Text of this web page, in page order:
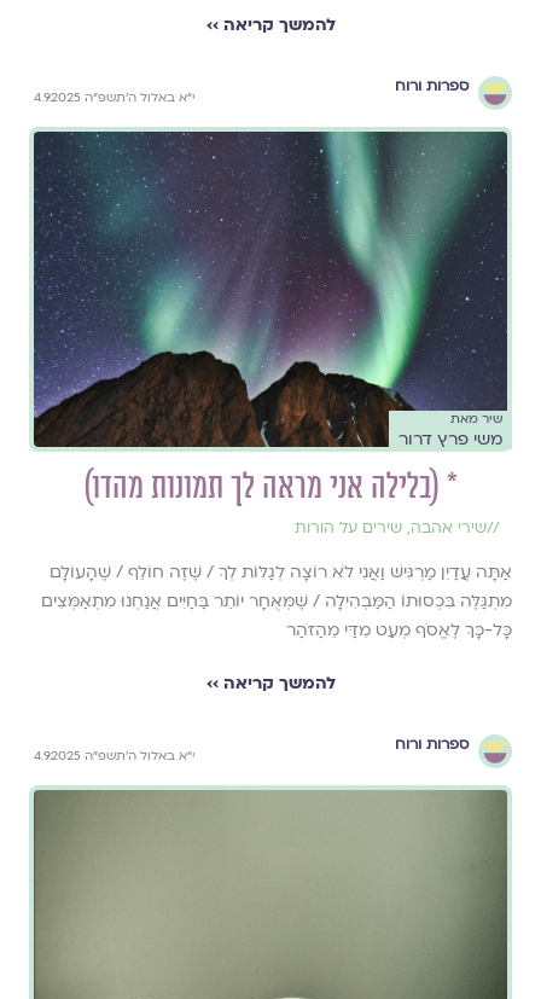
להמשך קריאה ››
ספרות ורוח
י״א באלול ה׳תשפ״ה 4.9.2025
שיר מאת
משי פרץ דרור
* (בלילה אני מראה לך תמונות מהדו)
//שירי אהבה, שירים על הורות
אַתָּה עֲדַיִן מַרְגִּישׁ וַאֲנִי לֹא רוֹצָה לְגַלּוֹת לְךָ / שֶׁזֶּה חוֹלֵף / שֶׁהָעוֹלָם
מִתְגַּלֶּה בִּכְסוּתוֹ הַמַּבְהִילָה / שֶׁמְּאֻחָר יוֹתֵר בַּחַיִּים אֲנַחְנוּ מִתְאַמְּצִים
כָּל-כָּךְ לֶאֱסֹף מְעַט מִדַּי מֵהַזֹּהַר
להמשך קריאה ››
ספרות ורוח
י״א באלול ה׳תשפ״ה 4.9.2025